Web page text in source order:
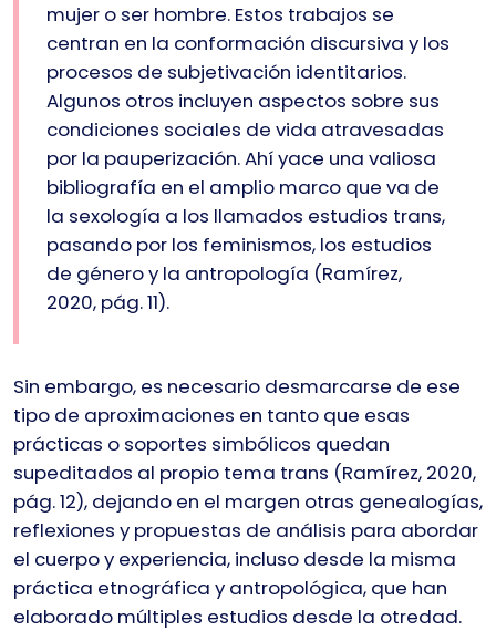
mujer o ser hombre. Estos trabajos se
centran en la conformación discursiva y los
procesos de subjetivación identitarios.
Algunos otros incluyen aspectos sobre sus
condiciones sociales de vida atravesadas
por la pauperización. Ahí yace una valiosa
bibliografía en el amplio marco que va de
la sexología a los llamados estudios trans,
pasando por los feminismos, los estudios
de género y la antropología (Ramírez,
2020, pág. 11).
Sin embargo, es necesario desmarcarse de ese
tipo de aproximaciones en tanto que esas
prácticas o soportes simbólicos quedan
supeditados al propio tema trans (Ramírez, 2020,
pág. 12), dejando en el margen otras genealogías,
reflexiones y propuestas de análisis para abordar
el cuerpo y experiencia, incluso desde la misma
práctica etnográfica y antropológica, que han
elaborado múltiples estudios desde la otredad.